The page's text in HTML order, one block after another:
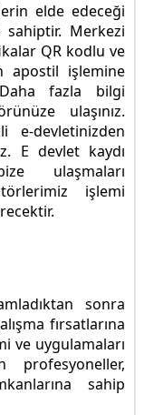
elde edeceği
sahiptir. Merkezi
QR kodlu ve
apostil işlemine
Daha fazla bilgi
ulaşınız.
e-devletinizden
E devlet kaydı
ulaşmaları
işlemi
sonra
fırsatlarına
ve uygulamaları
sahip